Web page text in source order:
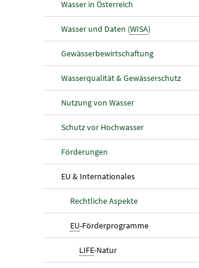
Wasser in Österreich
Wasser und Daten (WISA)
Gewässerbewirtschaftung
Wasserqualität & Gewässerschutz
Nutzung von Wasser
Schutz vor Hochwasser
Förderungen
EU & Internationales(aktuelle Seite)
Rechtliche Aspekte
EU-Förderprogramme(aktuelle Seite)
LIFE-Natur(aktuelle Seite)